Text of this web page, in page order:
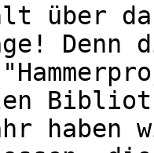
über
haben